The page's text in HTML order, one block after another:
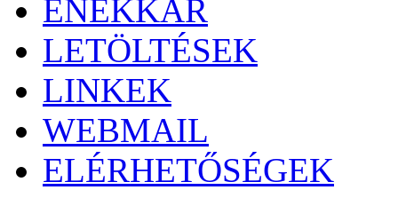
ÉNEKKAR
LETÖLTÉSEK
LINKEK
WEBMAIL
ELÉRHETŐSÉGEK